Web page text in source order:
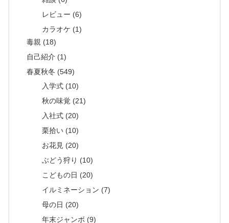
レビュー (6)
カラオケ (1)
毒親 (18)
自己紹介 (1)
春夏秋冬 (549)
入学式 (10)
秋の味覚 (21)
入社式 (20)
栗拾い (10)
お花見 (20)
ぶどう狩り (10)
こどもの日 (20)
イルミネーション (7)
母の日 (20)
年末ジャンボ (9)